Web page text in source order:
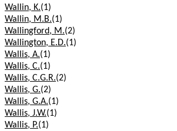
Wallin, K.(1)
Wallin, M.B.(1)
Wallingford, M.(2)
Wallington, E.D.(1)
Wallis, A.(1)
Wallis, C.(1)
Wallis, C.G.R.(2)
Wallis, G.(2)
Wallis, G.A.(1)
Wallis, J.W.(1)
Wallis, P.(1)